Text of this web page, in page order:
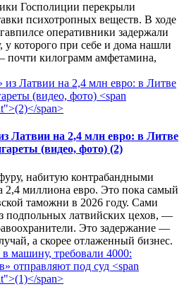
Госполиции перекрыли
психотропных веществ. В ходе
оперативники задержали
у которого при себе и дома нашли
почти килограмм амфетамина,
Латвии на 2,4 млн евро: в Литве
(видео, фото) (2)
набитую контрабандными
2,4 миллиона евро. Это пока самый
таможни в 2026 году. Сами
подпольных латвийских цехов, —
Это задержание —
а скорее отлаженный бизнес.